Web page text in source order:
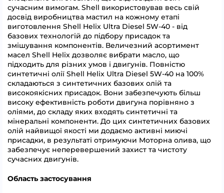
сучасним вимогам. Shell використовував весь свій
досвід виробництва мастил на кожному етапі
виготовлення Shell Helix Ultra Diesel 5W-40 - від
базових технологій до підбору присадок та
змішування компонентів. Величезний асортимент
масел Shell Helix дозволяє вибрати масло, що
підходить для різних умов і двигунів. Повністю
синтетичні олії Shell Helix Ultra Diesel 5W-40 на 100%
складаються з синтетичних базових олій та
високоякісних присадок. Вони забезпечують більш
високу ефективність роботи двигуна порівняно з
оліями, до складу яких входять синтетичні та
мінеральні компоненти. До цих синтетичних базових
олій найвищої якості ми додаємо активні миючі
присадки, в результаті отримуючи Моторна олива, що
забезпечує неперевершений захист та чистоту
сучасних двигунів.
Область застосування